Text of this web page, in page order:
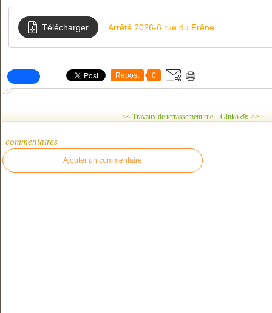
Télécharger Arrêté 2026-6 rue du Frêne
Repost 0
<< Travaux de terrassement rue... Ginko 🚲 >>
commentaires
Ajouter un commentaire